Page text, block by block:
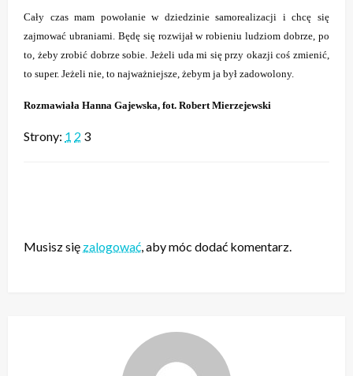
Cały czas mam powołanie w dziedzinie samorealizacji i chcę się
zajmować ubraniami. Będę się rozwijał w robieniu ludziom dobrze, po
to, żeby zrobić dobrze sobie. Jeżeli uda mi się przy okazji coś zmienić,
to super. Jeżeli nie, to najważniejsze, żebym ja był zadowolony.
Rozmawiała Hanna Gajewska, fot. Robert Mierzejewski
Strony: 1 2 3
Musisz się zalogować, aby móc dodać komentarz.